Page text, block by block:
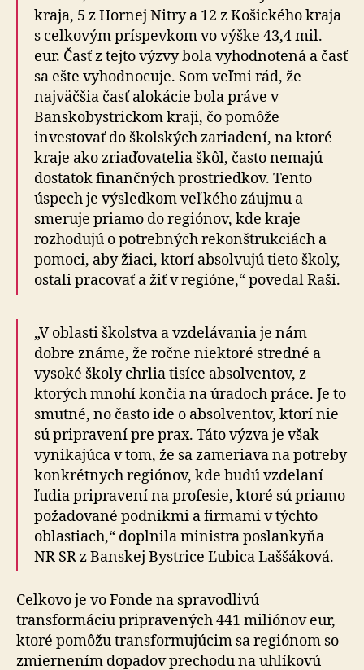
kraja, 5 z Hornej Nitry a 12 z Košického kraja
s celkovým príspevkom vo výške 43,4 mil.
eur. Časť z tejto výzvy bola vyhodnotená a časť
sa ešte vyhodnocuje. Som veľmi rád, že
najväčšia časť alokácie bola práve v
Banskobystrickom kraji, čo pomôže
investovať do školských zariadení, na ktoré
kraje ako zriaďovatelia škôl, často nemajú
dostatok finančných prostriedkov. Tento
úspech je výsledkom veľkého záujmu a
smeruje priamo do regiónov, kde kraje
rozhodujú o potrebných rekonštrukciách a
po­mo­ci, aby žiaci, ktorí absolvujú tieto školy,
ostali pracovať a žiť v regióne,“ povedal Raši.
„V oblasti školstva a vzdelávania je nám
dobre známe, že ročne niektoré stredné a
vysoké školy chrlia tisíce absolventov, z
ktorých mnohí končia na úradoch práce. Je to
smutné, no často ide o absolventov, ktorí nie
sú pripravení pre prax. Táto výzva je však
vynikajúca v tom, že sa zameriava na potreby
konkrétnych regiónov, kde budú vzdelaní
ľudia pripravení na profesie, ktoré sú priamo
požadované podnikmi a firmami v týchto
oblastiach,“ doplnila ministra poslankyňa
NR SR z Banskej Bystrice Ľubica Laššáková.
Celkovo je vo Fonde na spravodlivú
transformáciu pri­pra­vených 441 miliónov eur,
ktoré pomôžu transformujúcim sa regiónom so
zmiernením dopadov prechodu na uh­lí­ko­vú